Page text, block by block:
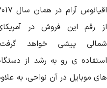
اقیانوس آرام در همان سال ۲۰۱۷
رقم این فروش در آمریکای
پیشی خواهد گرفت.
ی رو به رشد از دستگاه
موبایل در آن نواحی، به علاوه